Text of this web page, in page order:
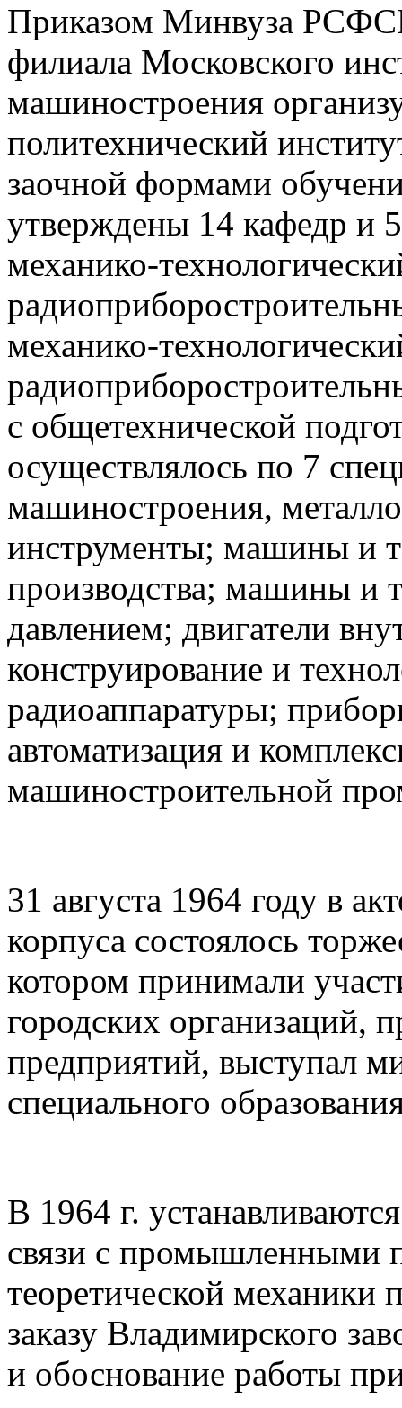
Приказом Минвуза
филиала Московского
машиностроения
политехнический
заочной формами
утверждены 14 кафедр и
механико-
механико-
с общетехнической
осуществлялось по 7
машиностроения,
инструменты; машины и
производства; машины и
давлением; двигатели
конструирование и
радиоаппаратуры;
автоматизация и
машиностроительной
31 августа 1964 году в
корпуса состоялось
котором принимали
городских организаций,
предприятий, выступал
специального
В 1964 г.
связи с промышленными
теоретической механики
заказу Владимирского
и обоснование работы